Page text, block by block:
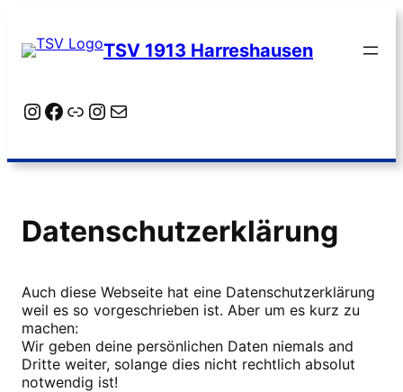
Inhalt
springen
TSV 1913 Harreshausen
Instagram
Facebook
LinkInstagram
E-Mail
Datenschutzerklärung
Auch diese Webseite hat eine Datenschutzerklärung
weil es so vorgeschrieben ist. Aber um es kurz zu
machen:
Wir geben deine persönlichen Daten niemals and
Dritte weiter, solange dies nicht rechtlich absolut
notwendig ist!